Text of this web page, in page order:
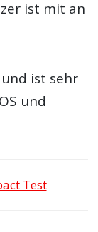
ist mit an
ist sehr
und
Test